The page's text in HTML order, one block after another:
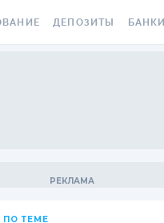
ДЕПОЗИТЫ БАНКИ
ПО ТЕМЕ